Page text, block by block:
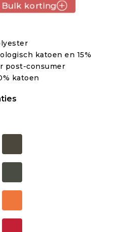
Bulk korting
katoen en 15%
post-consumer
katoen